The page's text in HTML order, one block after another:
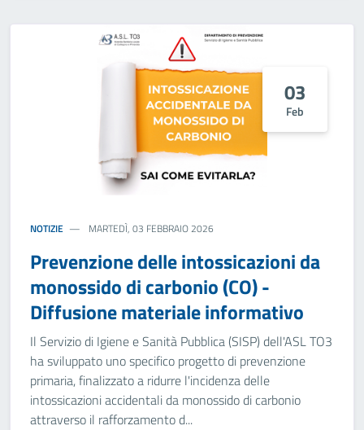
03
Feb
NOTIZIE MARTEDÌ, 03 FEBBRAIO 2026
Prevenzione delle intossicazioni da
monossido di carbonio (CO) -
Diffusione materiale informativo
Il Servizio di Igiene e Sanità Pubblica (SISP) dell'ASL TO3
ha sviluppato uno specifico progetto di prevenzione
primaria, finalizzato a ridurre l'incidenza delle
intossicazioni accidentali da monossido di carbonio
attraverso il rafforzamento d...